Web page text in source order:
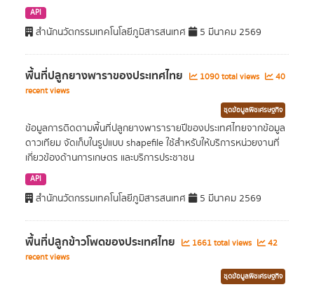
API
สำนักนวัตกรรมเทคโนโลยีภูมิสารสนเทศ 5 มีนาคม 2569
พื้นที่ปลูกยางพาราของประเทศไทย 1090 total views
40
recent views
ชุดข้อมูลพืชเศรษฐกิจ
ข้อมูลการติดตามพื้นที่ปลูกยางพารารายปีของประเทศไทยจากข้อมูล
ดาวเทียม จัดเก็บในรูปแบบ shapefile ใช้สำหรับให้บริการหน่วยงานที่
เกี่ยวข้องด้านการเกษตร และบริการประชาชน
API
สำนักนวัตกรรมเทคโนโลยีภูมิสารสนเทศ 5 มีนาคม 2569
พื้นที่ปลูกข้าวโพดของประเทศไทย 1661 total views
42
recent views
ชุดข้อมูลพืชเศรษฐกิจ